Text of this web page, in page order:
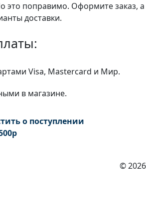
это поправимо. Оформите заказ, а
доставки.
Visa, Mastercard и Мир.
в магазине.
о поступлении
р
© 2026